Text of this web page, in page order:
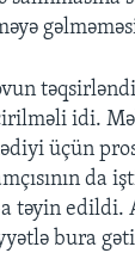
idi.
üçün
da
a təyin edildi.
bura